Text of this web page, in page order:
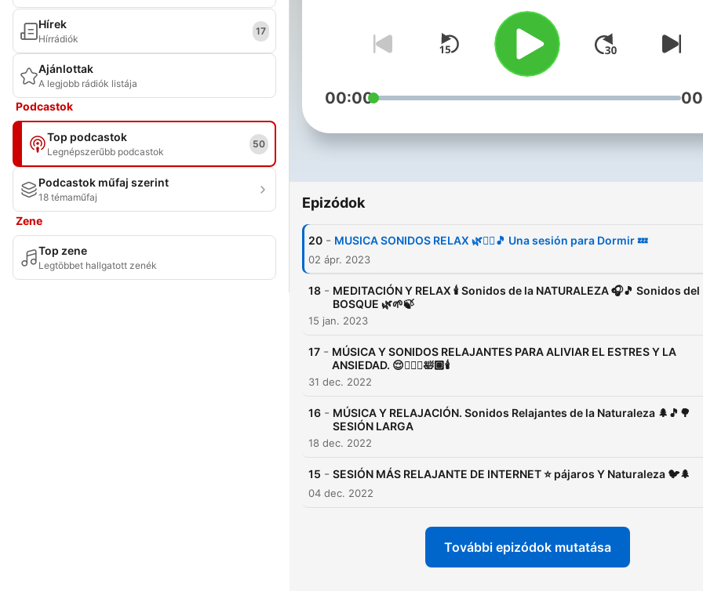
Hírek
Hírrádiók
17
Ajánlottak
A legjobb rádiók listája
Podcastok
Top podcastok
Legnépszerűbb podcastok
50
Podcastok műfaj szerint
18 témaműfaj
Zene
Top zene
Legtöbbet hallgatott zenék
"El tiempo de relajarse es
cuando tienes tiempo para
ello"
relajación ➡️
🌳 Sonidos de la
si=0b5cb85c256748e5
inspirados en viaje:
https://open.spotify.com/
🙏 Sesiones de relajación:
https://open.spotify.com/
💤 Dormir en 5 minutos.
🇬🇧 🇺🇸 English language
https://open.spotify.com/
si=00f4e455e8904422
00:00
Epizódok
20 - MUSICA SONIDOS RELAX 🌿🧘‍♀️🎵 Una sesión para Dormir 💤
02 ápr. 2023
18 - MEDITACIÓN Y RELAX 🕯 Sonidos de la NATURALEZA 🎧🎵 Sonidos del
BOSQUE 🌿🌱🍃
15 jan. 2023
17 - MÚSICA Y SONIDOS RELAJANTES PARA ALIVIAR EL ESTRES Y LA
ANSIEDAD. 😌🧘🏽‍♀️🛀🏽🕯
31 dec. 2022
16 - MÚSICA Y RELAJACIÓN. Sonidos Relajantes de la Naturaleza 🌲🎵🌳
SESIÓN LARGA
18 dec. 2022
15 - SESIÓN MÁS RELAJANTE DE INTERNET ‍⭐️ pájaros Y Naturaleza 🐦🌲
04 dec. 2022
További epizódok mutatása